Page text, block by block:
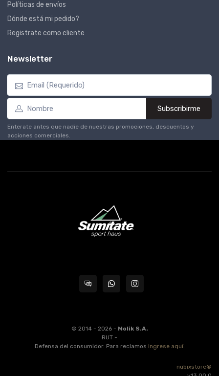
Políticas de envíos
Dónde está mi pedido?
Registrate como cliente
Newsletter
Subscribirme
Enterate antes que nadie de nuestras promociones, descuentos y
acciones comerciales.
© 2014 - 2026 - Molik S.A.
RUT -
Defensa del consumidor. Para reclamos ingrese aquí.
nubixstore®